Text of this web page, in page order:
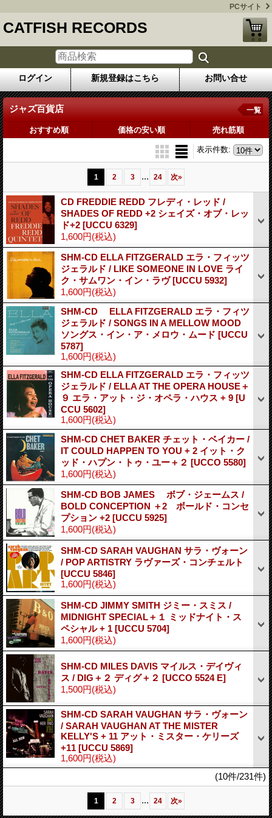
PCサイト
CATFISH RECORDS
ログイン 新規登録はこちら お問い合せ
ジャズ百貨店 一覧
おすすめ順 価格の安い順 売れ筋順
表示件数:
1 2 3 ... 24 次»
CD FREDDIE REDD フレディ・レッド /
SHADES OF REDD +2 シェイズ・オブ・レッ
ド+2 [UCCU 6329]
1,600円(税込)
SHM-CD ELLA FITZGERALD エラ・フィッツ
ジェラルド / LIKE SOMEONE IN LOVE ライ
ク・サムワン・イン・ラヴ[UCCU 5932]
1,600円(税込)
SHM-CD ELLA FITZGERALD エラ・フィツ
ジェラルド / SONGS IN A MELLOW MOOD
ソングス・イン・ア・メロウ・ムード [UCCU
5787]
1,600円(税込)
SHM-CD ELLA FITZGERALD エラ・フィッツ
ジェラルド / ELLA AT THE OPERA HOUSE＋
９ エラ・アット・ジ・オペラ・ハウス + 9 [U
CCU 5602]
1,600円(税込)
SHM-CD CHET BAKER チェット・ベイカー /
IT COULD HAPPEN TO YOU + 2 イット・ク
ッド・ハプン・トゥ・ユー＋２ [UCCO 5580]
1,600円(税込)
SHM-CD BOB JAMES ボブ・ジェームス /
BOLD CONCEPTION ＋2 ボールド・コンセ
プション +2 [UCCU 5925]
1,600円(税込)
SHM-CD SARAH VAUGHAN サラ・ヴォーン
/ POP ARTISTRY ラヴァーズ・コンチェルト
[UCCU 5846]
1,600円(税込)
SHM-CD JIMMY SMITH ジミー・スミス /
MIDNIGHT SPECIAL＋１ ミッドナイト・ス
ペシャル + 1 [UCCU 5704]
1,600円(税込)
SHM-CD MILES DAVIS マイルス・デイヴィ
ス / DIG＋２ ディグ＋２ [UCCO 5524 E]
1,500円(税込)
SHM-CD SARAH VAUGHAN サラ・ヴォーン
/ SARAH VAUGHAN AT THE MISTER
KELLY'S + 11 アット・ミスター・ケリーズ
+11 [UCCU 5869]
1,600円(税込)
(10件/231件)
1 2 3 ... 24 次»